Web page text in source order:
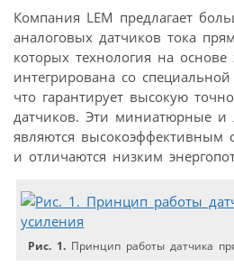
Компания LEM предлагает
аналоговых датчиков тока
которых технология на основе
интегрирована со
что гарантирует высокую
датчиков. Эти миниатюрные и
являются высокоэффективным
и отличаются низким
Рис. 1. Принцип работы датчика